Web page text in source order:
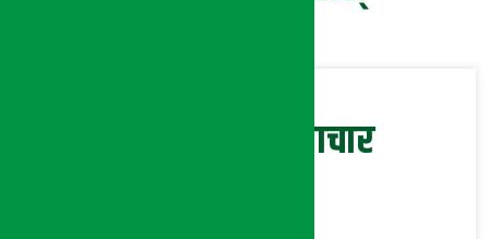
सम्बन्धित समाचार